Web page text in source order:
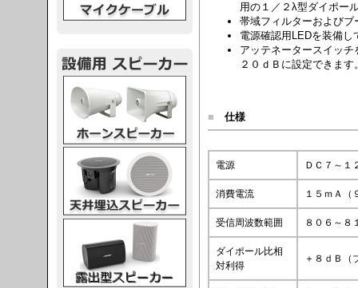
用の１／２λ型ダイポー
帯域フィルターおよび
電源確認用LEDを装備
アッテネータースイッ
２０ｄＢに設定できます
■ 仕様
電源 ＤＣ７～１
消費電流 １５ｍＡ（
受信周波数範囲 ８０６～８
ダイポール比相
対利得
＋８ｄＢ（